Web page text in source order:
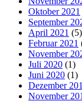
Oktober 2021
September
April 2021 (5)
Februar 2021
November
Juli 2020 (1)
Juni 2020 (1)
Dezember
November